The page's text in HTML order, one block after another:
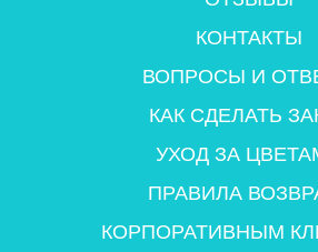
КОНТАКТЫ
ВОПРОСЫ И
КАК СДЕЛАТЬ
УХОД ЗА
ПРАВИЛА
КОРПОРАТИВНЫМ